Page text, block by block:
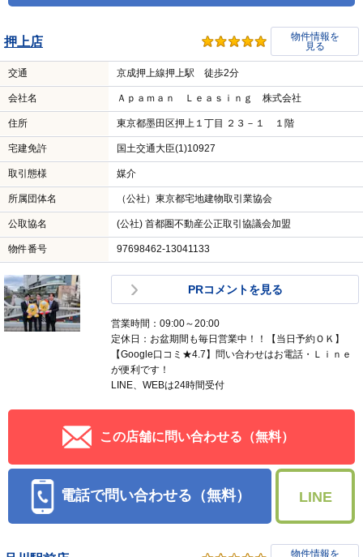
押上店
物件情報を
見る
交通 京成押上線押上駅 徒歩2分
会社名 Ａｐａｍａｎ Ｌｅａｓｉｎｇ 株式会社
住所 東京都墨田区押上１丁目 ２３－１ １階
宅建免許 国土交通大臣(1)10927
取引態様 媒介
所属団体名 （公社）東京都宅地建物取引業協会
公取協名 (公社) 首都圏不動産公正取引協議会加盟
物件番号 97698462-13041133
PRコメントを見る
営業時間：09:00～20:00
定休日：お盆期間も毎日営業中！！【当日予約ＯＫ】
【Google口コミ★4.7】問い合わせはお電話・Ｌｉｎｅ
が便利です！
LINE、WEBは24時間受付
この店舗に問い合わせる（無料）
電話で問い合わせる（無料） LINE
物件情報を